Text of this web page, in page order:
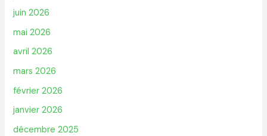
juin 2026
mai 2026
avril 2026
mars 2026
février 2026
janvier 2026
décembre 2025